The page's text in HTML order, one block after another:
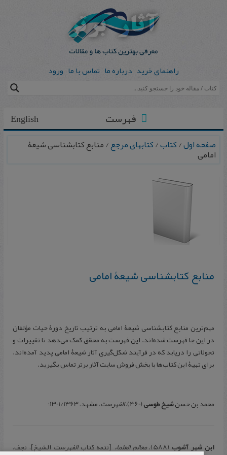
راهنمای خرید درباره ما تماس با ما ورود
English فهرست
صفحه اول/کتاب/کتابهای مرجع/ منابع کتابشناسی شیعۀ
امامی
منابع کتابشناسی شیعۀ امامی
مهم‌ترین منابع کتابشناسی شیعۀ امامی به ترتیب تاریخ دورۀ حیات مؤلفان
در این جا فهرست شده‌اند. این فهرست به محقق کمک می‌دهد تا تغییرات و
تحولاتی را دریابد که در فرآیند شکل‌گیری آثار شیعۀ امامی پدید آمده‌اند.
برای تهیۀ این کتاب‌ها با بخش فروش سایت آثار برتر تماس بگیرید.
محمد بن حسنشیخ طوسی(460)، الفهرست، مشهد، 1301/1363؛
ابن شهر آشوب (588)، معالم العلماء [تتمه كتابالفهرست الشیخ]‌، نجف،